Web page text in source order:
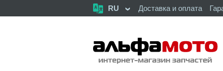
RU Доставка и оплата